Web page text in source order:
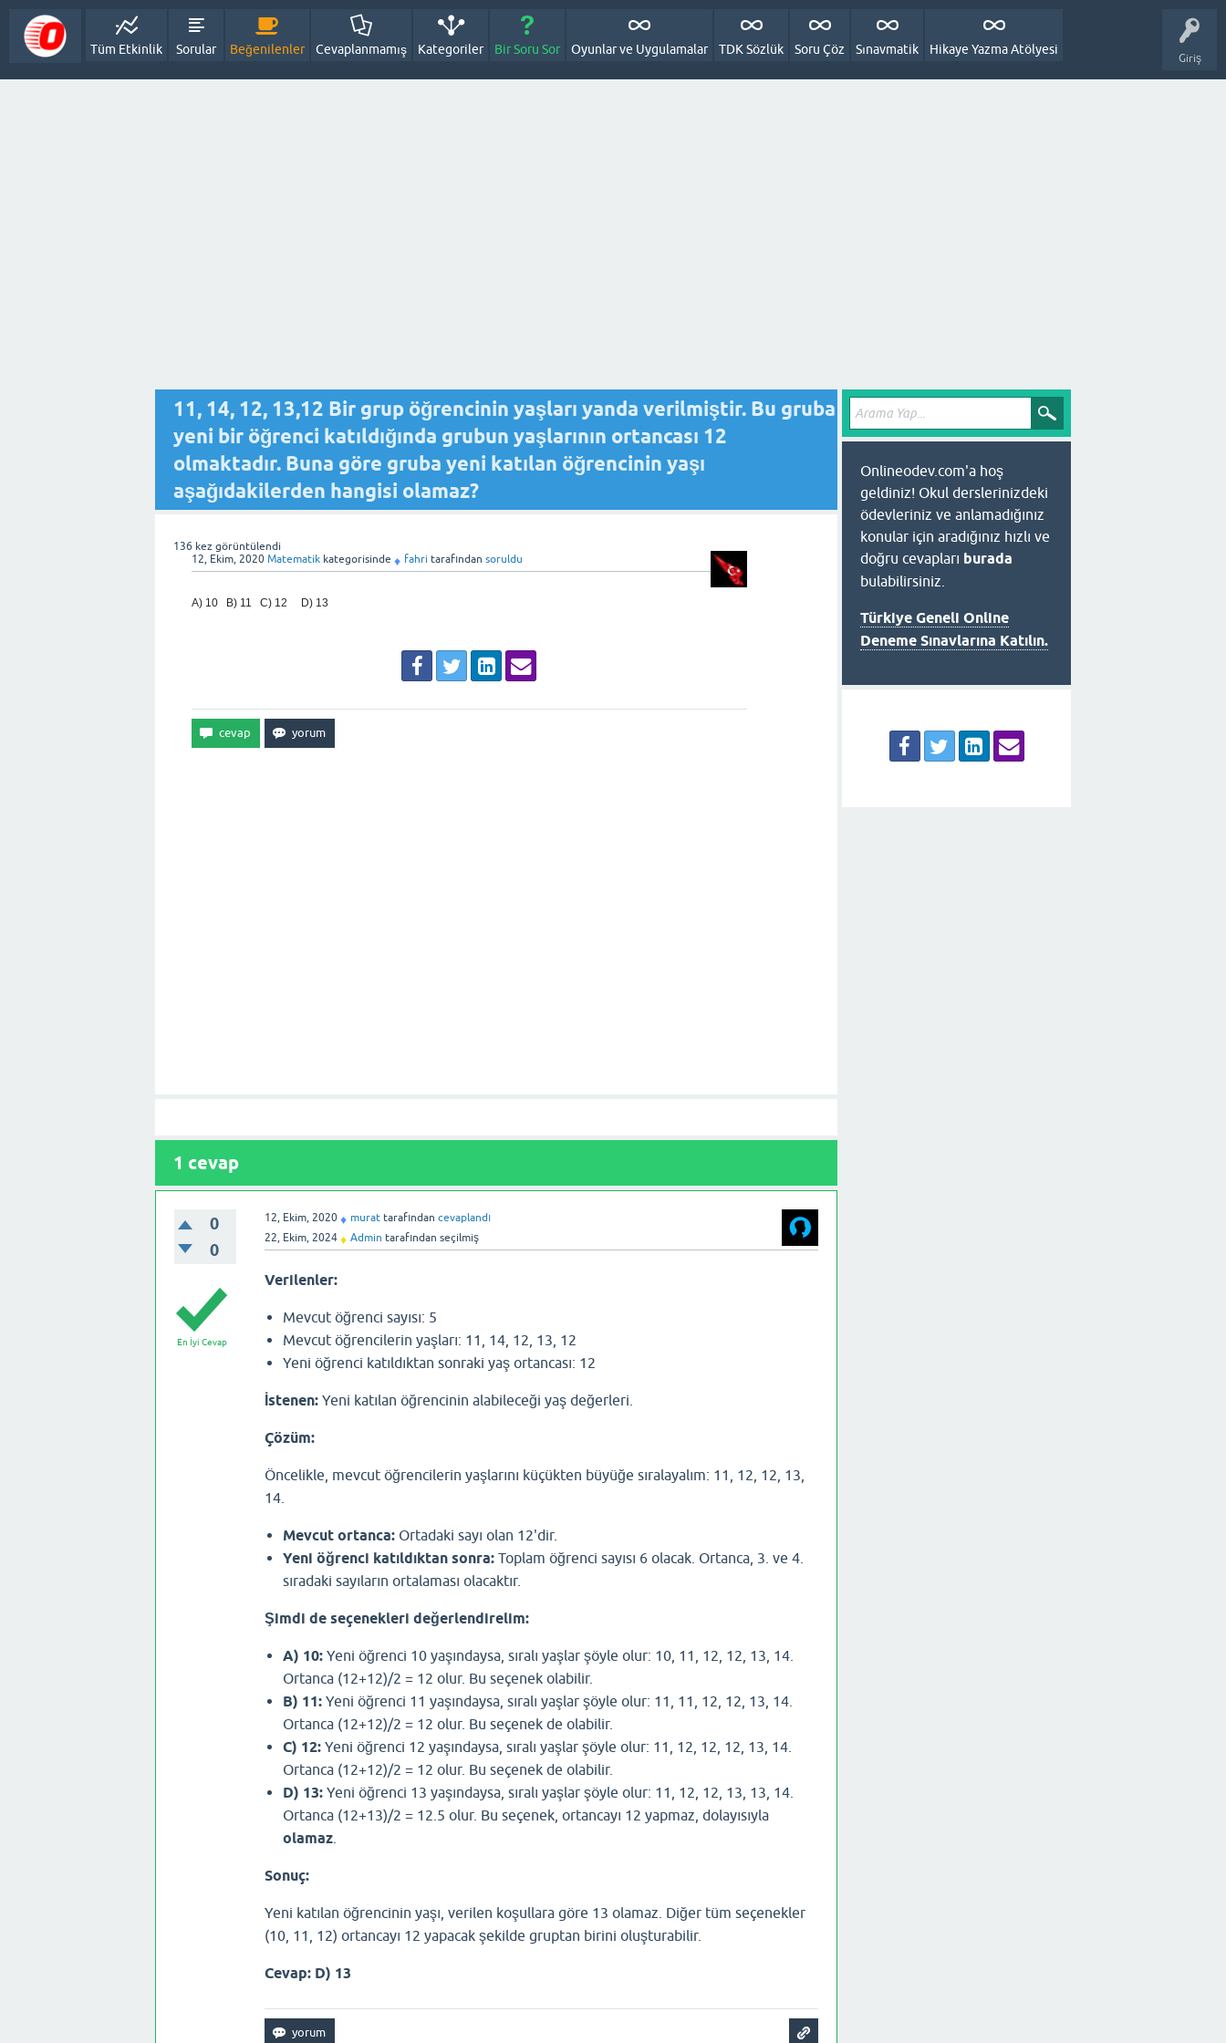
Giriş
Tüm Etkinlik Sorular Beğenilenler Cevaplanmamış Kategoriler Bir Soru Sor Oyunlar ve Uygulamalar TDK Sözlük Soru Çöz Sınavmatik Hikaye Yazma Atölyesi
11, 14, 12, 13,12 Bir grup öğrencinin yaşları yanda verilmiştir. Bu gruba
yeni bir öğrenci katıldığında grubun yaşlarının ortancası 12
olmaktadır. Buna göre gruba yeni katılan öğrencinin yaşı
aşağıdakilerden hangisi olamaz?
136 kez görüntülendi
12, Ekim, 2020 Matematik kategorisinde ♦ fahri tarafından soruldu
A) 10 B) 11 C) 12 D) 13
1 cevap
0
0
12, Ekim, 2020 ♦ murat tarafından cevaplandı
22, Ekim, 2024 ♦ Admin tarafından seçilmiş
En İyi Cevap
Verilenler:
Mevcut öğrenci sayısı: 5
Mevcut öğrencilerin yaşları: 11, 14, 12, 13, 12
Yeni öğrenci katıldıktan sonraki yaş ortancası: 12
İstenen:Yeni katılan öğrencinin alabileceği yaş değerleri.
Çözüm:
Öncelikle, mevcut öğrencilerin yaşlarını küçükten büyüğe sıralayalım: 11, 12, 12, 13,
14.
Mevcut ortanca:Ortadaki sayı olan 12'dir.
Yeni öğrenci katıldıktan sonra:Toplam öğrenci sayısı 6 olacak. Ortanca, 3. ve 4.
sıradaki sayıların ortalaması olacaktır.
Şimdi de seçenekleri değerlendirelim:
A) 10:Yeni öğrenci 10 yaşındaysa, sıralı yaşlar şöyle olur: 10, 11, 12, 12, 13, 14.
Ortanca (12+12)/2 = 12 olur. Bu seçenek olabilir.
B) 11:Yeni öğrenci 11 yaşındaysa, sıralı yaşlar şöyle olur: 11, 11, 12, 12, 13, 14.
Ortanca (12+12)/2 = 12 olur. Bu seçenek de olabilir.
C) 12:Yeni öğrenci 12 yaşındaysa, sıralı yaşlar şöyle olur: 11, 12, 12, 12, 13, 14.
Ortanca (12+12)/2 = 12 olur. Bu seçenek de olabilir.
D) 13:Yeni öğrenci 13 yaşındaysa, sıralı yaşlar şöyle olur: 11, 12, 12, 13, 13, 14.
Ortanca (12+13)/2 = 12.5 olur. Bu seçenek, ortancayı 12 yapmaz, dolayısıyla
olamaz.
Sonuç:
Yeni katılan öğrencinin yaşı, verilen koşullara göre 13 olamaz. Diğer tüm seçenekler
(10, 11, 12) ortancayı 12 yapacak şekilde gruptan birini oluşturabilir.
Cevap: D) 13
Onlineodev.com'a hoş
geldiniz! Okul derslerinizdeki
ödevleriniz ve anlamadığınız
konular için aradığınız hızlı ve
doğru cevapları burada
bulabilirsiniz.
Türkiye Geneli Online
Deneme Sınavlarına Katılın.